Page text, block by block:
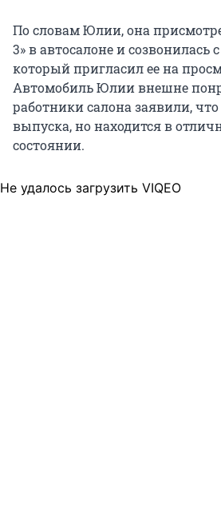
По словам Юлии, она
3» в автосалоне и созвонилась
который пригласил ее на
Автомобиль Юлии внешне
работники салона заявили,
выпуска, но находится в
состоянии.
Не удалось загрузить VIQEO